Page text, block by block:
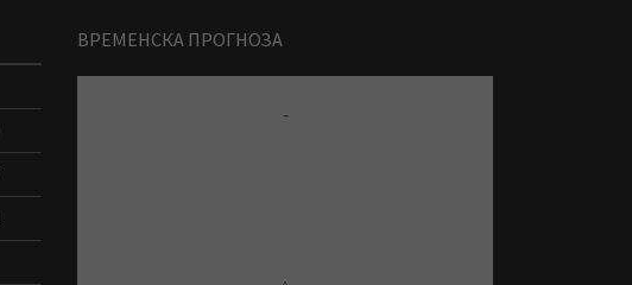
ВРЕМЕНСКА ПРОГНОЗА
-